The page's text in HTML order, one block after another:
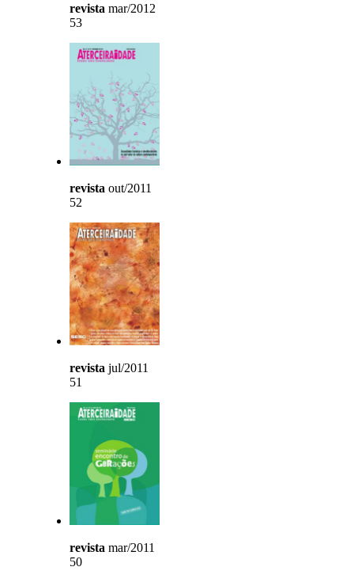
revista mar/2012
53
revista out/2011
52
revista jul/2011
51
revista mar/2011
50